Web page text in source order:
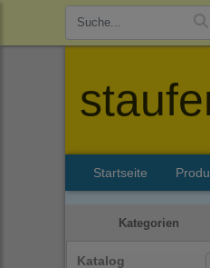
Startseite
Kategorien
Katalog